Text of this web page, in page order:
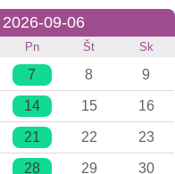
09-06
Pn Št Sk
7 8 9
14 15 16
21 22 23
28 29 30